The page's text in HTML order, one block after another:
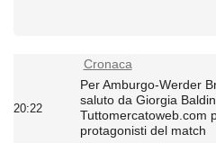
Cronaca
20:22
Per Amburgo-Werder
saluto da Giorgia
Tuttomercatoweb.com
protagonisti del match